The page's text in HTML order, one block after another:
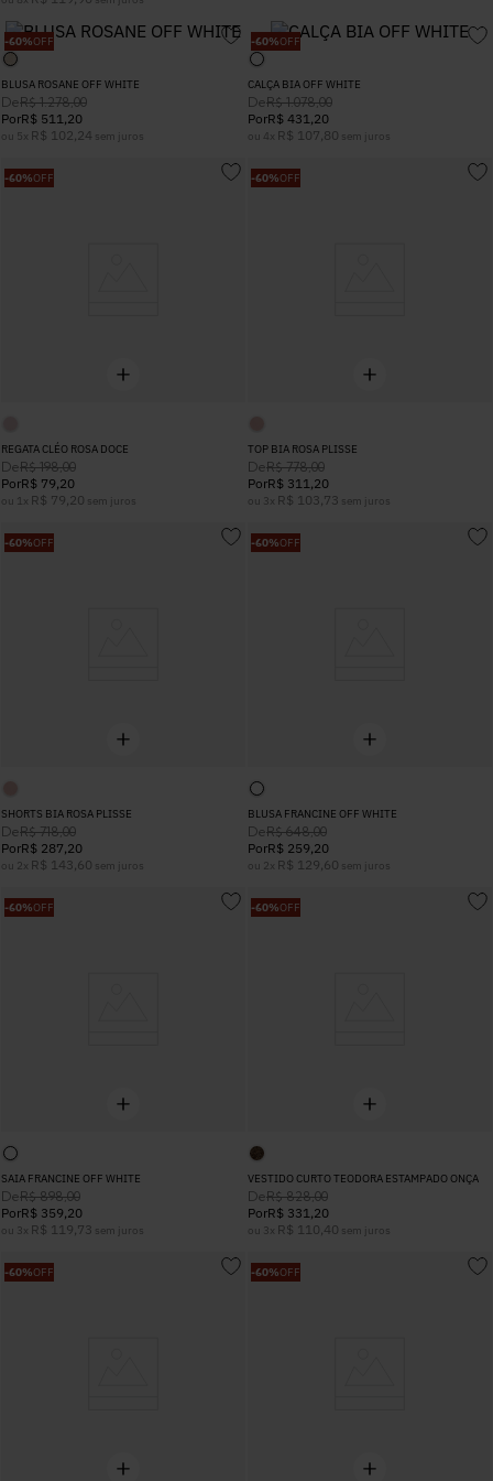
-60%OFF
BLUSA ROSANE OFF WHITE
DeR$ 1.278,00
PorR$ 511,20
ou 5 x R$ 102,24 sem juros
-60%OFF
CALÇA BIA OFF WHITE
DeR$ 1.078,00
PorR$ 431,20
ou 4 x R$ 107,80 sem juros
-60%OFF
REGATA CLÉO ROSA DOCE
DeR$ 198,00
PorR$ 79,20
ou 1 x R$ 79,20 sem juros
-60%OFF
TOP BIA ROSA PLISSE
DeR$ 778,00
PorR$ 311,20
ou 3 x R$ 103,73 sem juros
-60%OFF
SHORTS BIA ROSA PLISSE
DeR$ 718,00
PorR$ 287,20
ou 2 x R$ 143,60 sem juros
-60%OFF
BLUSA FRANCINE OFF WHITE
DeR$ 648,00
PorR$ 259,20
ou 2 x R$ 129,60 sem juros
-60%OFF
SAIA FRANCINE OFF WHITE
DeR$ 898,00
PorR$ 359,20
ou 3 x R$ 119,73 sem juros
-60%OFF
VESTIDO CURTO TEODORA ESTAMPADO ONÇA
DeR$ 828,00
PorR$ 331,20
ou 3 x R$ 110,40 sem juros
-60%OFF -60%OFF
5 º Calça
6º Vestidos